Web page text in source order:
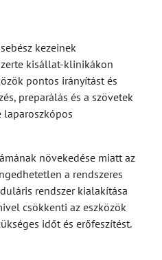
kezeinek
kisállat-klinikákon
pontos irányítást és
preparálás és a szövetek
laparoszkópos
növekedése miatt az
a rendszeres
rendszer kialakítása
csökkenti az eszközök
időt és erőfeszítést.